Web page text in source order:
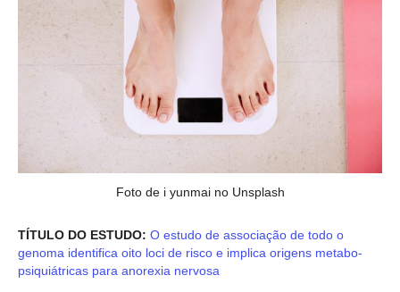
Foto de i yunmai no Unsplash
TÍTULO DO ESTUDO: O estudo de associação de todo o
genoma identifica oito loci de risco e implica origens metabo-
psiquiátricas para anorexia nervosa